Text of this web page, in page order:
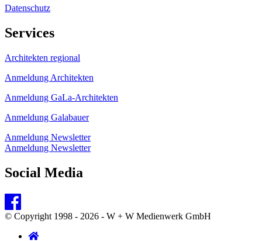
Datenschutz
Services
Architekten regional
Anmeldung Architekten
Anmeldung GaLa-Architekten
Anmeldung Galabauer
Anmeldung Newsletter
Anmeldung Newsletter
Social Media
© Copyright 1998 - 2026 - W + W Medienwerk GmbH